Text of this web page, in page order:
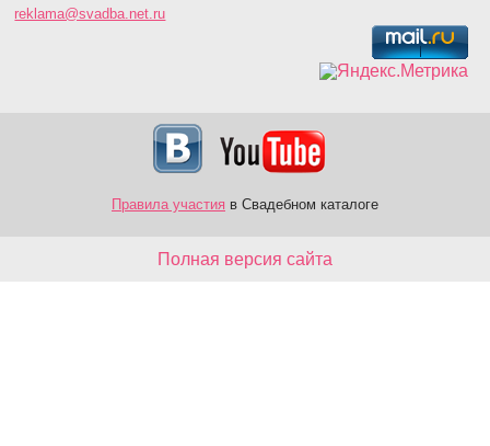
reklama@svadba.net.ru
Правила участия в Свадебном каталоге
Полная версия сайта